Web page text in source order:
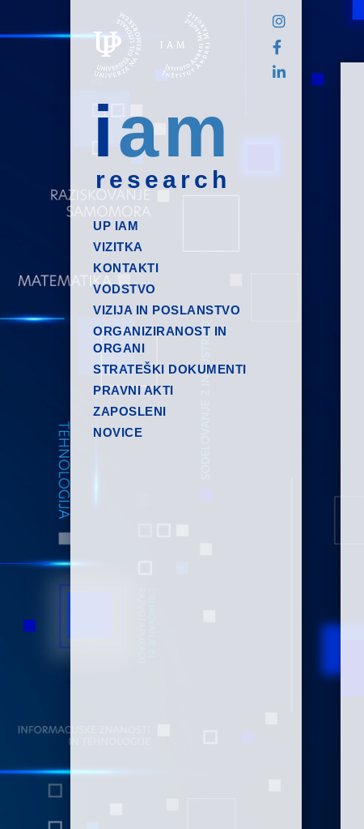
iam
research
UP IAM
VIZITKA
KONTAKTI
VODSTVO
VIZIJA IN POSLANSTVO
ORGANIZIRANOST IN
ORGANI
STRATEŠKI DOKUMENTI
PRAVNI AKTI
ZAPOSLENI
NOVICE